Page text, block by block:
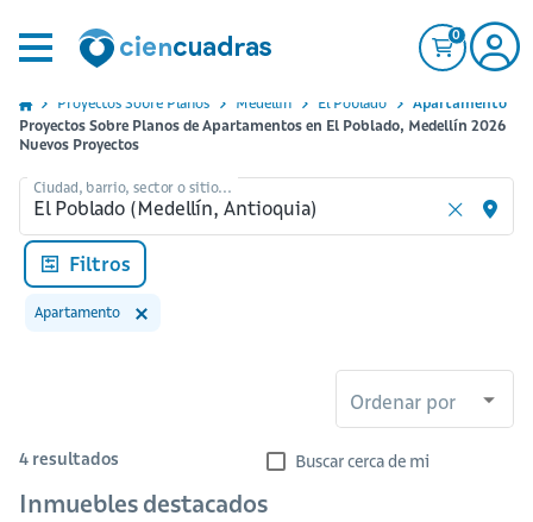
0
Proyectos Sobre Planos Medellin El Poblado
Apartamento
Proyectos Sobre Planos de Apartamentos en El Poblado, Medellín 2026
Nuevos Proyectos
Ciudad, barrio, sector o sitio...
Filtros
Apartamento
Ordenar por
4 resultados Buscar cerca de mi
Inmuebles destacados